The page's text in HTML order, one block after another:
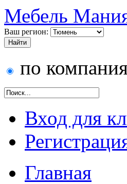
Мебель
Ваш регион:
по
Вход для
Главная